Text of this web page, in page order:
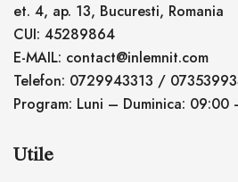
et. 4, ap. 13, Bucuresti, Romania
CUI: 45289864
E-MAIL: contact@inlemnit.com
Telefon: 0729943313 /
Program: Luni – Duminica:
Utile